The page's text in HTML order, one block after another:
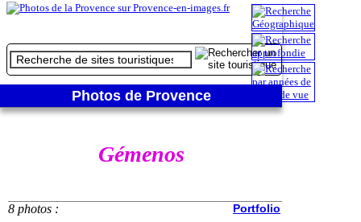
Photos de Provence
Gémenos
8 photos : Portfolio